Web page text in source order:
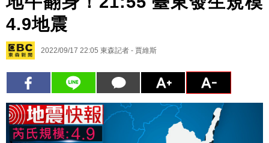
4.9地震
2022/09/17 22:05 東森記者 - 賈維斯